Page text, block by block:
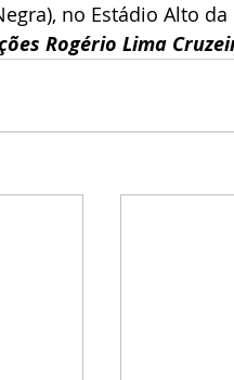
no Estádio Alto
Rogério Lima